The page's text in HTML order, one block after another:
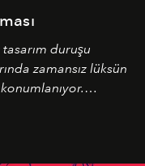
duruşu
zamansız lüksün